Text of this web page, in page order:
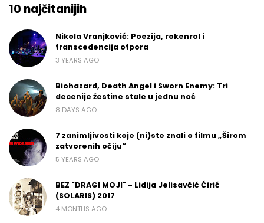
10 najčitanijih
Nikola Vranjković: Poezija, rokenrol i
transcedencija otpora
3 YEARS AGO
Biohazard, Death Angel i Sworn Enemy: Tri
decenije žestine stale u jednu noć
8 DAYS AGO
7 zanimljivosti koje (ni)ste znali o filmu „Širom
zatvorenih očiju“
5 YEARS AGO
BEZ "DRAGI MOJI" - Lidija Jelisavčić Ćirić
(SOLARIS) 2017
4 MONTHS AGO